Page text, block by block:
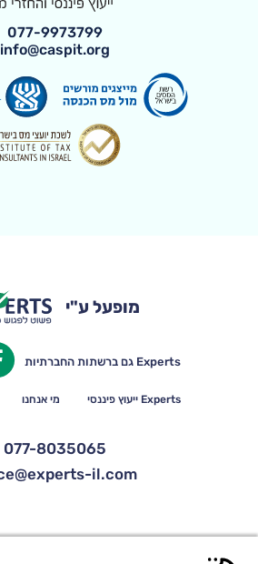
077-9973799
info@caspit.org
מופעל ע"י
Experts גם ברשתות החברתיות
Experts ייעוץ פיננסי מי אנחנו
077-8035065
il.com